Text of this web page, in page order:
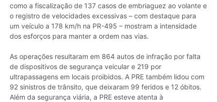
como a fiscalização de 137 casos de embriaguez ao volante e
o registro de velocidades excessivas – com destaque para
um veículo a 178 km/h na PR-495 – mostram a intensidade
dos esforços para manter a ordem nas vias.
As operações resultaram em 864 autos de infração por falta
de dispositivos de segurança veicular e 219 por
ultrapassagens em locais proibidos. A PRE também lidou com
92 sinistros de trânsito, que deixaram 99 feridos e 12 óbitos.
Além da segurança viária, a PRE esteve atenta à